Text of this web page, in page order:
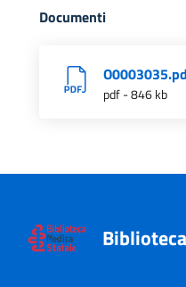
Documenti
pdf - 846 kb